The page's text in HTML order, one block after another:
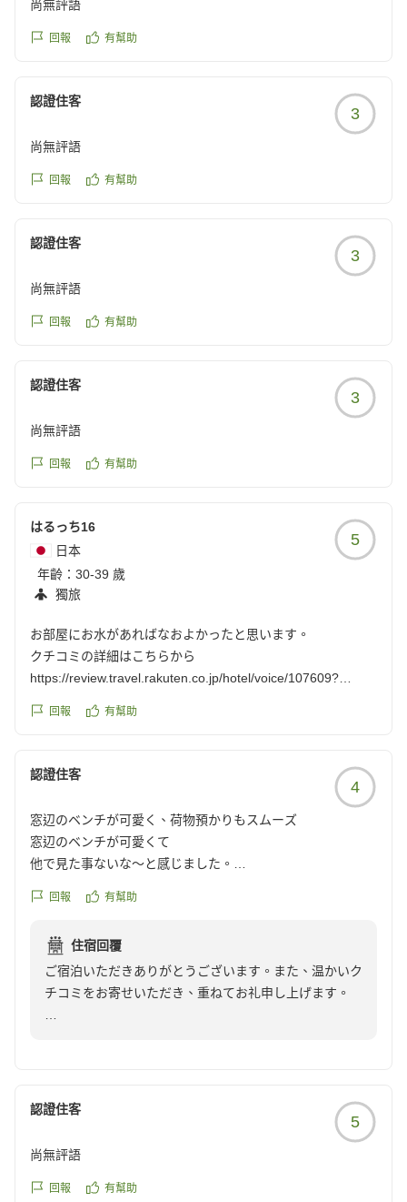
尚無評語
回報 有幫助
認證住客
3
尚無評語
回報 有幫助
認證住客
3
尚無評語
回報 有幫助
認證住客
3
尚無評語
回報 有幫助
はるっち16
日本
年齡： 30-39 歲
獨旅
5
お部屋にお水があればなおよかったと思います。
クチコミの詳細はこちらから
https://review.travel.rakuten.co.jp/hotel/voice/107609?
回報 有幫助
認證住客
4
窓辺のベンチが可愛く、荷物預かりもスムーズ
窓辺のベンチが可愛くて
他で見た事ないな〜と感じました。
チェックイン前に荷物を
チェックインの際に
お声がけいただいて札と交換で
出していただいたり
お気遣いいただきました
回報 有幫助
住宿回覆
ご宿泊いただきありがとうございます。また、温かいク
チコミをお寄せいただき、重ねてお礼申し上げます。
また、チェックイン前のお荷物預かりにつきましても、
スムーズにご対応できたとのこと、安心いたしました。
少しでも快適にお過ごしいただけるよう心がけておりま
認證住客
5
尚無評語
回報 有幫助